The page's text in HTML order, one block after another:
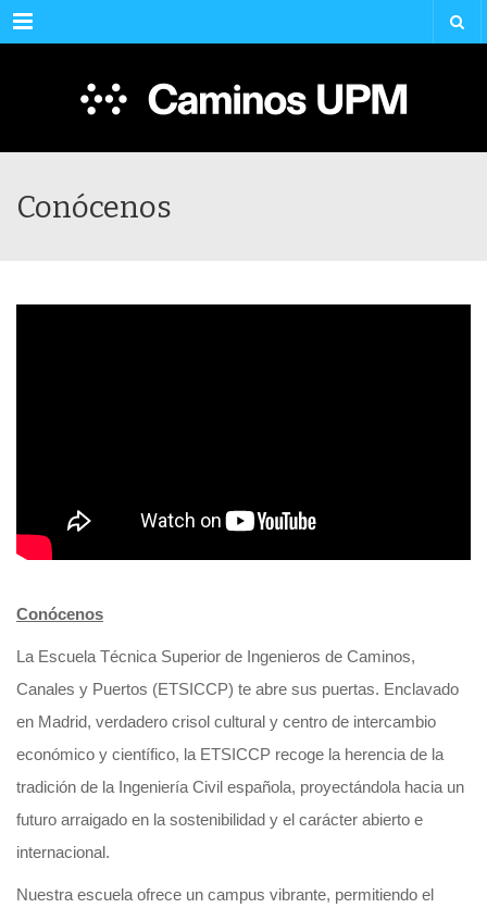
Menu
Conócenos
Conócenos
La Escuela Técnica Superior de Ingenieros de Caminos,
Canales y Puertos (ETSICCP) te abre sus puertas. Enclavado
en Madrid, verdadero crisol cultural y centro de intercambio
económico y científico, la ETSICCP recoge la herencia de la
tradición de la Ingeniería Civil española, proyectándola hacia un
futuro arraigado en la sostenibilidad y el carácter abierto e
internacional.
Nuestra escuela ofrece un campus vibrante, permitiendo el